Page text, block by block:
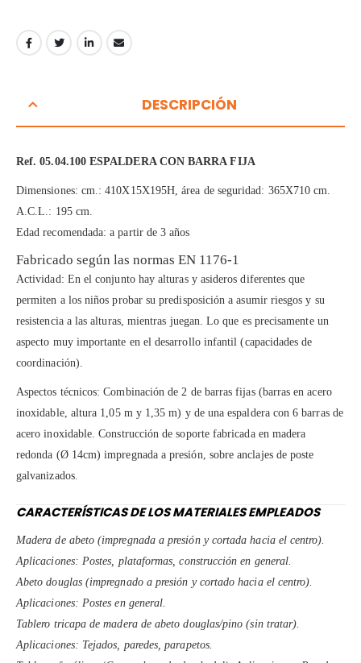
DESCRIPCIÓN
Ref. 05.04.100 ESPALDERA CON BARRA FIJA
Dimensiones: cm.: 410X15X195H, área de seguridad: 365X710 cm.
A.C.L.: 195 cm.
Edad recomendada: a partir de 3 años
Fabricado según las normas EN 1176-1
Actividad: En el conjunto hay alturas y asideros diferentes que
permiten a los niños probar su predisposición a asumir riesgos y su
resistencia a las alturas, mientras juegan. Lo que es precisamente un
aspecto muy importante en el desarrollo infantil (capacidades de
coordinación).
Aspectos técnicos: Combinación de 2 de barras fijas (barras en acero
inoxidable, altura 1,05 m y 1,35 m) y de una espaldera con 6 barras de
acero inoxidable. Construcción de soporte fabricada en madera
redonda (Ø 14cm) impregnada a presión, sobre anclajes de poste
galvanizados.
CARACTERÍSTICAS DE LOS MATERIALES EMPLEADOS
Madera de abeto (impregnada a presión y cortada hacia el centro).
Aplicaciones: Postes, plataformas, construcción en general.
Abeto douglas (impregnado a presión y cortado hacia el centro).
Aplicaciones: Postes en general.
Tablero tricapa de madera de abeto douglas/pino (sin tratar).
Aplicaciones: Tejados, paredes, parapetos.